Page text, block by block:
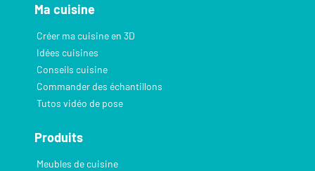
Ma cuisine
Créer ma cuisine en 3D
Idées cuisines
Conseils cuisine
Commander des échantillons
Tutos vidéo de pose
Produits
Meubles de cuisine